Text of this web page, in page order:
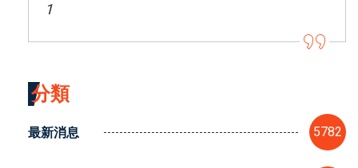
1
分類
最新消息 5782